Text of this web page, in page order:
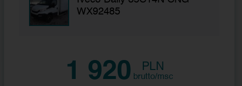
WX92485
1 920 PLN
brutto/msc